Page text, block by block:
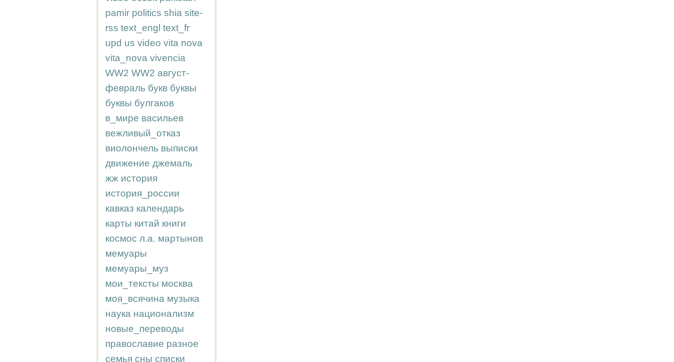
pamir politics shia site-
rss text_engl text_fr
upd us video vita nova
vita_nova vivencia
WW2 WW2 август-
февраль букв буквы
буквы булгаков
в_мире васильев
вежливый_отказ
виолончель выписки
движение джемаль
жж история
история_россии
кавказ календарь
карты китай книги
космос л.а. мартынов
мемуары
мемуары_муз
мои_тексты москва
моя_всячина музыка
наука национализм
новые_переводы
православие разное
семья сны списки